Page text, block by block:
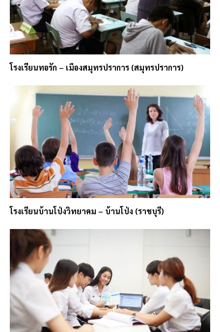
โรงเรียนทอรัก – เมืองสมุทรปราการ (สมุทรปราการ)
โรงเรียนบ้านโป่งวิทยาคม – บ้านโป่ง (ราชบุรี)